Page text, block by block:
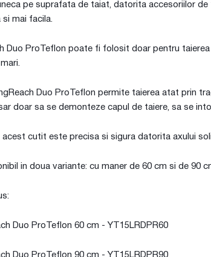
pe suprafata de taiat, datorita accesoriilor
si mai facila.
Duo ProTeflon poate fi folosit doar pentru
Duo ProTeflon permite taierea atat prin
doar sa se demonteze capul de taiere, sa se
acest cutit este precisa si sigura datorita axului
in doua variante: cu maner de 60 cm si de 90
Duo ProTeflon 60 cm - YT15LRDPR60
Duo ProTeflon 90 cm - YT15LRDPR90